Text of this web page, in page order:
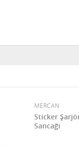
MERCAN
Sticker
Sancağı